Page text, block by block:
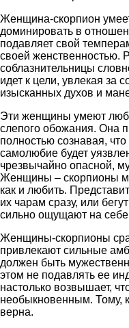
Женщина-скорпион
доминировать в
подавляет свой
своей женственностью.
соблазнительницы
идет к цели, увлекая за
изысканных духов и
Эти женщины умеют
слепого обожания. Она
полностью сознавая,
самолюбие будет
чрезвычайно опасной,
Женщины – скорпионы
как и любить.
их чарам сразу, или
сильно ощущают на себе
Женщины-скорпионы
привлекают сильные
должен быть
этом не подавлять ее
настолько возвышает,
необыкновенным. Тому,
верна.